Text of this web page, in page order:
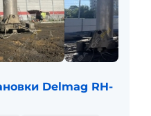
Delmag RH-